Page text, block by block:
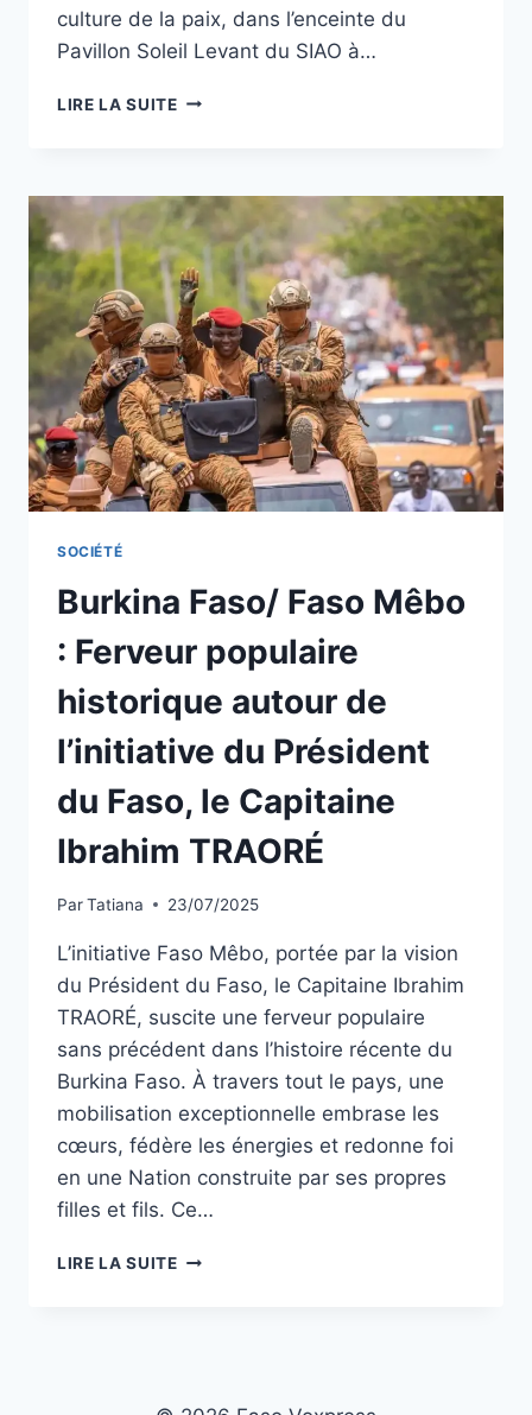
culture de la paix, dans l’enceinte du
Pavillon Soleil Levant du SIAO à…
LIRE LA SUITE[#BURKINAFASO]
CIVIQUES
ET
CITOYENNES
:
LES
BURKINABÈ
INVITÉS
À
RÉAFFIRMER
LEUR
ATTACHEMENT
AUX
VALEURS
SOCIÉTÉ
BURKINABÈ
SOCIÉTÉ
Burkina Faso/ Faso Mêbo
: Ferveur populaire
historique autour de
l’initiative du Président
du Faso, le Capitaine
Ibrahim TRAORÉ
ParTatiana 23/07/2025
L’initiative Faso Mêbo, portée par la vision
du Président du Faso, le Capitaine Ibrahim
TRAORÉ, suscite une ferveur populaire
sans précédent dans l’histoire récente du
Burkina Faso. À travers tout le pays, une
mobilisation exceptionnelle embrase les
cœurs, fédère les énergies et redonne foi
en une Nation construite par ses propres
filles et fils. Ce…
LIRE LA SUITEBURKINA
POPULAIRE